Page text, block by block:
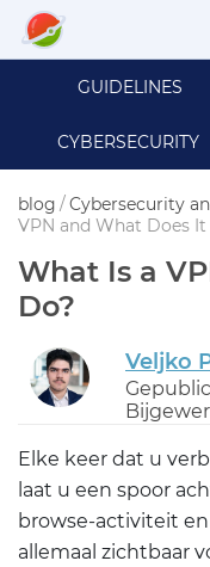
GUIDELINES
CYBERSECURITY
blog /Cybersecurity
VPN and What Does It
What Is a
Do?
Veljko
Elke keer dat u
laat u een spoor
browse-activiteit
allemaal zichtbaar